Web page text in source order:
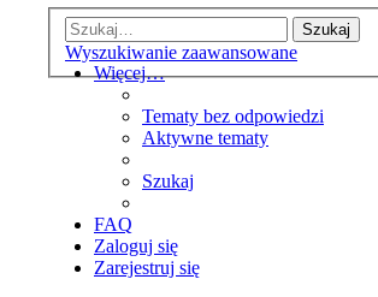
Szukaj
Wyszukiwanie zaawansowane
Więcej…
Tematy bez odpowiedzi
Aktywne tematy
Szukaj
FAQ
Zaloguj się
Zarejestruj się